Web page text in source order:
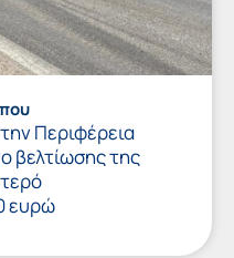
Περιφέρεια
βελτίωσης της
ευρώ